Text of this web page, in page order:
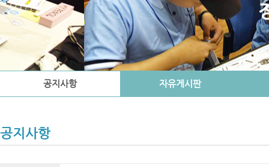
공지사항 자유게시판
공지사항